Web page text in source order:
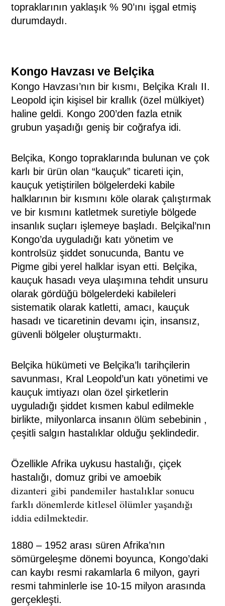
topraklarının yaklaşık % 90’ını işgal etmiş
durumdaydı.
Kongo Havzası ve Belçika
Kongo Havzası’nın bir kısmı, Belçika Kralı II.
Leopold için kişisel bir krallık (özel mülkiyet)
haline geldi. Kongo 200’den fazla etnik
grubun yaşadığı geniş bir coğrafya idi.
Belçika, Kongo topraklarında bulunan ve çok
karlı bir ürün olan “kauçuk” ticareti için,
kauçuk yetiştirilen bölgelerdeki kabile
halklarının bir kısmını köle olarak çalıştırmak
ve bir kısmını katletmek suretiyle bölgede
insanlık suçları işlemeye başladı. Belçikal’nın
Kongo’da uyguladığı katı yönetim ve
kontrolsüz şiddet sonucunda, Bantu ve
Pigme gibi yerel halklar isyan etti. Belçika,
kauçuk hasadı veya ulaşımına tehdit unsuru
olarak gördüğü bölgelerdeki kabileleri
sistematik olarak katletti, amacı, kauçuk
hasadı ve ticaretinin devamı için, insansız,
güvenli bölgeler oluşturmaktı.
Belçika hükümeti ve Belçika’lı tarihçilerin
savunması, Kral Leopold’un katı yönetimi ve
kauçuk imtiyazı olan özel şirketlerin
uyguladığı şiddet kısmen kabul edilmekle
birlikte, milyonlarca insanın ölüm sebebinin ,
çeşitli salgın hastalıklar olduğu şeklindedir.
ÖzellikleAfrika uykusu hastalığı,çiçek
hastalığı,domuz gribi veamoebik
dizanteri gibi pandemiler hastalıklar sonucu
farklı dönemlerde kitlesel ölümler yaşandığı
iddia edilmektedir.
1880 – 1952 arası süren Afrika’nın
sömürgeleşme dönemi boyunca, Kongo’daki
can kaybı resmi rakamlarla 6 milyon, gayri
resmi tahminlerle ise 10-15 milyon arasında
gerçekleşti.